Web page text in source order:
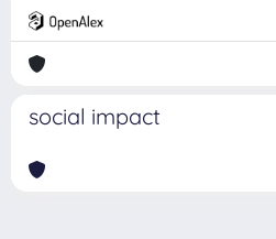
social impact